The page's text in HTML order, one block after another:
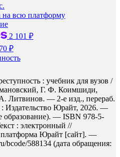
на всю платформу
2 101 ₽
₽
: учебник для вузов /
Г. Ф. Коимшиди,
Литвинов. — 2-е изд., перераб.
Издательство Юрайт, 2026. —
— ISBN 978-5-
: электронный //
платформа Юрайт [сайт]. —
bcode/588134 (дата обращения: